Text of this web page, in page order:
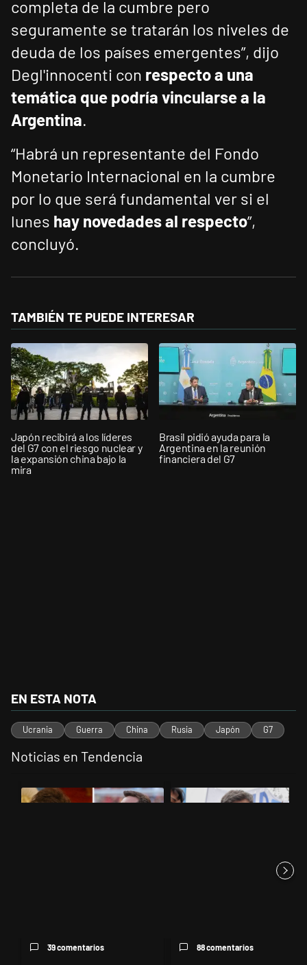
completa de la cumbre pero
seguramente se tratarán los niveles de
deuda de los países emergentes”, dijo
Degl'innocenti con respecto a una
temática que podría vincularse a la
Argentina.
“Habrá un representante del Fondo
Monetario Internacional en la cumbre
por lo que será fundamental ver si el
lunes hay novedades al respecto”,
concluyó.
TAMBIÉN TE PUEDE INTERESAR
Japón recibirá a los líderes
del G7 con el riesgo nuclear y
la expansión china bajo la
mira
Brasil pidió ayuda para la
Argentina en la reunión
financiera del G7
EN ESTA NOTA
Ucrania Guerra China Rusia Japón G7
Noticias en Tendencia
Un artículo de tendencia con el título "Milei despidió a Jorge Messi
39 comentarios
Un artículo de tendencia con el
88 comentarios